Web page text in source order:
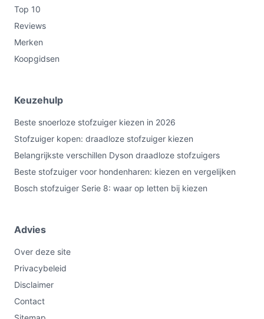
Top 10
Reviews
Merken
Koopgidsen
Keuzehulp
Beste snoerloze stofzuiger kiezen in 2026
Stofzuiger kopen: draadloze stofzuiger kiezen
Belangrijkste verschillen Dyson draadloze stofzuigers
Beste stofzuiger voor hondenharen: kiezen en vergelijken
Bosch stofzuiger Serie 8: waar op letten bij kiezen
Advies
Over deze site
Privacybeleid
Disclaimer
Contact